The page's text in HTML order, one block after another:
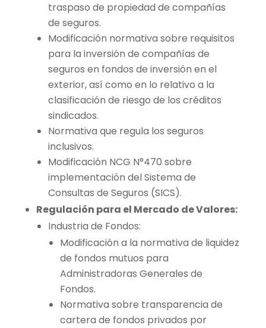
traspaso de propiedad de compañías
de seguros.
Modificación normativa sobre requisitos
para la inversión de compañías de
seguros en fondos de inversión en el
exterior, así como en lo relativo a la
clasificación de riesgo de los créditos
sindicados.
Normativa que regula los seguros
inclusivos.
Modificación NCG N°470 sobre
implementación del Sistema de
Consultas de Seguros (SICS).
Regulación para el Mercado de Valores:
Industria de Fondos:
Modificación a la normativa de liquidez
de fondos mutuos para
Administradoras Generales de
Fondos.
Normativa sobre transparencia de
cartera de fondos privados por